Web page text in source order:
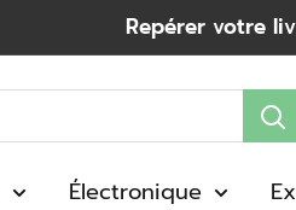
Repérer votre
Électronique